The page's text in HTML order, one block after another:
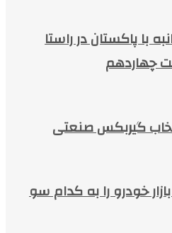
با پاکستان در راستا
چهاردهم
گیربکس صنعتی
خودرو را به کدام سو